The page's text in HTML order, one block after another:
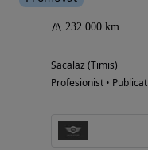
232 000 km
Sacalaz (Timis)
Profesionist • Publicat